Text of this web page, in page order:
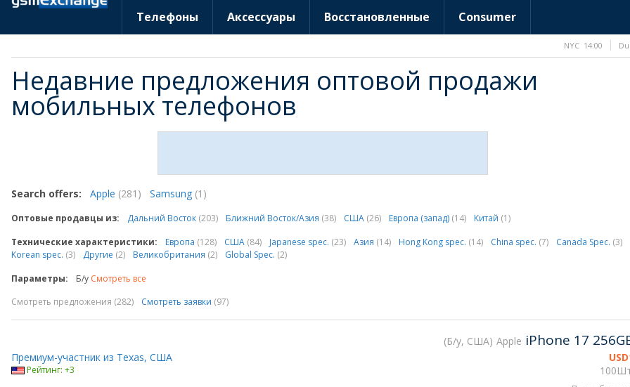
Телефоны Аксессуары Восстановленные Consumer
Недавние предложения оптовой продажи
мобильных телефонов
Search offers: Apple (281) Samsung (1)
Оптовые продавцы из: Дальний Восток (203) Ближний Восток/Азия (38) США (26) Европа (запад) (14) Китай (1)
Технические характеристики:
Европа (128) США (84) Japanese spec. (23) Азия (14) Hong Kong spec. (14) China spec. (7) Canada Spec. (3)
Korean spec. (3) Другие (2) Великобритания (2) Global Spec. (2)
Параметры:
Б/у Смотреть все
Смотреть предложения (282)
Смотреть заявки (97)
Б/у, США Apple iPhone 17
USD
Премиум-участник из Texas, США
Рейтинг: +3
NYC 14:00